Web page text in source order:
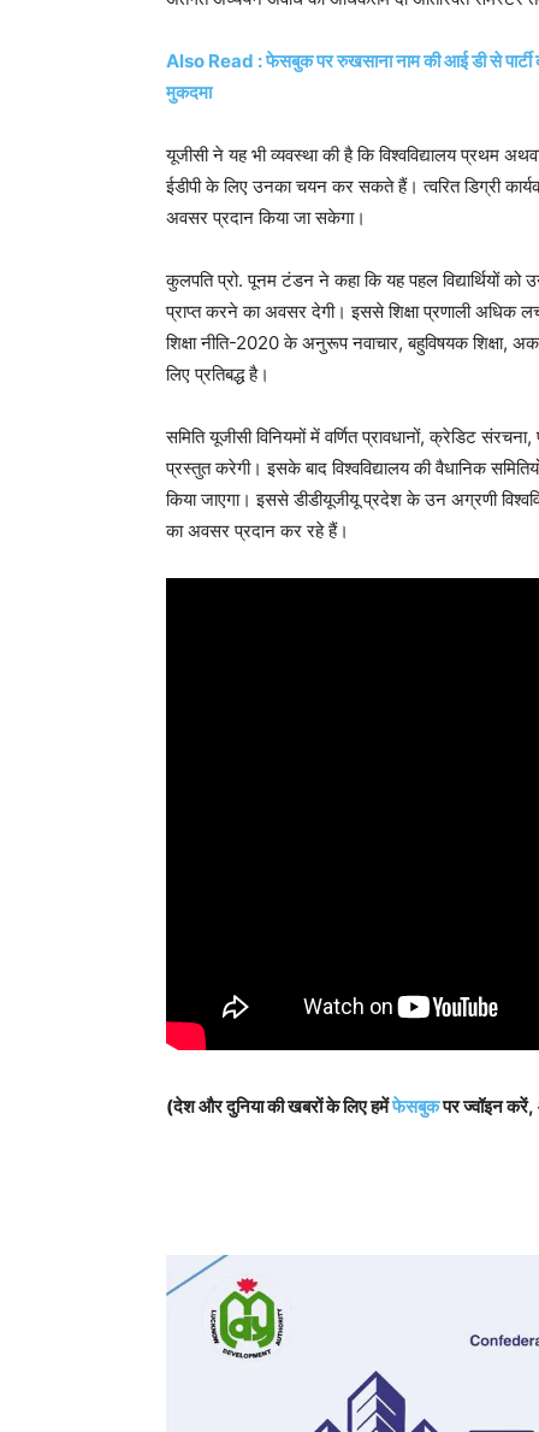
Also Read : फेसबुक पर रुखसाना नाम की आई डी से पार्टी
मुकदमा
यूजीसी ने यह भी व्यवस्था की है कि विश्वविद्यालय प्रथम
ईडीपी के लिए उनका चयन कर सकते हैं। त्वरित डिग्री
अवसर प्रदान किया जा सकेगा।
कुलपति प्रो. पूनम टंडन ने कहा कि यह पहल विद्यार्थियों
प्राप्त करने का अवसर देगी। इससे शिक्षा प्रणाली अधिक
शिक्षा नीति-2020 के अनुरूप नवाचार, बहुविषयक शिक्षा,
लिए प्रतिबद्ध है।
समिति यूजीसी विनियमों में वर्णित प्रावधानों, क्रेडिट
प्रस्तुत करेगी। इसके बाद विश्वविद्यालय की वैधानिक
किया जाएगा। इससे डीडीयूजीयू प्रदेश के उन अग्रणी
का अवसर प्रदान कर रहे हैं।
(देश और दुनिया की खबरों के लिए हमेंफेसबुकपर ज्वॉइन